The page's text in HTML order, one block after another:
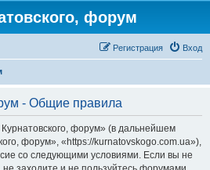
форум
Вход
Регистрация
- Общие правила
форум» (в дальнейшем
форум», «https://kurnatovskogo.com.ua»),
со следующими условиями. Если вы не